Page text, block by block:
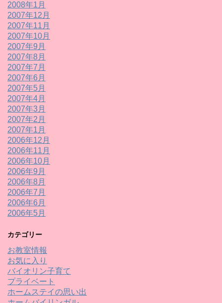
2008年1月
2007年12月
2007年11月
2007年10月
2007年9月
2007年8月
2007年7月
2007年6月
2007年5月
2007年4月
2007年3月
2007年2月
2007年1月
2006年12月
2006年11月
2006年10月
2006年9月
2006年8月
2006年7月
2006年6月
2006年5月
カテゴリー
お教室情報
お気に入り
バイオリン子育て
プライベート
ホームステイの思い出